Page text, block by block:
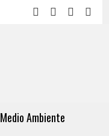
Medio Ambiente